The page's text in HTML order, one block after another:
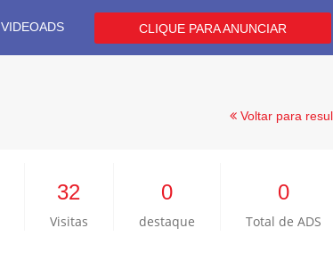
VIDEOADS CLIQUE PARA ANUNCIAR
Voltar para
32
Visitas
0
destaque
0
Total de ADS